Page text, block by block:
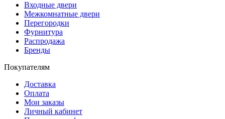
Входные двери
Межкомнатные двери
Перегородки
Фурнитура
Распродажа
Бренды
Покупателям
Доставка
Оплата
Мои заказы
Личный кабинет